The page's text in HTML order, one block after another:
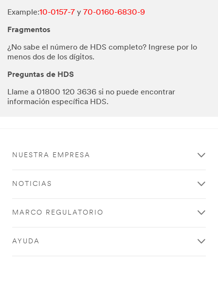
Example:10-0157-7 y 70-0160-6830-9
Fragmentos
¿No sabe el número de HDS completo? Ingrese por lo
menos dos de los dígitos.
Preguntas de HDS
Llame a 01800 120 3636 si no puede encontrar
información específica HDS.
NUESTRA EMPRESA
NOTICIAS
MARCO REGULATORIO
AYUDA